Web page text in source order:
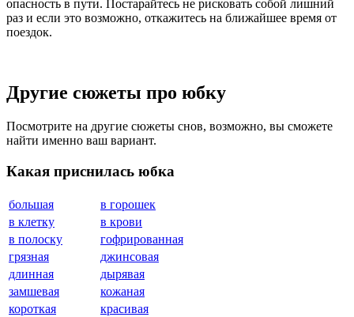
опасность в пути. Постарайтесь не рисковать собой лишний
раз и если это возможно, откажитесь на ближайшее время от
поездок.
Другие сюжеты про юбку
Посмотрите на другие сюжеты снов, возможно, вы сможете
найти именно ваш вариант.
Какая приснилась юбка
большая
в горошек
в клетку
в крови
в полоску
гофрированная
грязная
джинсовая
длинная
дырявая
замшевая
кожаная
короткая
красивая